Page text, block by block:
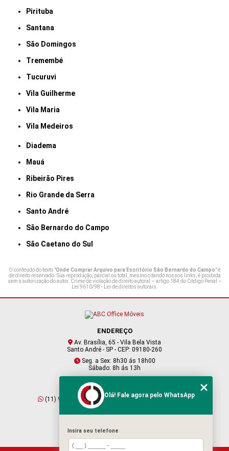
Pirituba
Santana
São Domingos
Tremembé
Tucuruvi
Vila Guilherme
Vila Maria
Vila Medeiros
Diadema
Mauá
Ribeirão Pires
Rio Grande da Serra
Santo André
São Bernardo do Campo
São Caetano do Sul
O conteúdo do texto "Onde Comprar Arquivo para Escritório São Bernardo do Campo" é
de direito reservado. Sua reprodução, parcial ou total, mesmo citando nossos links, é proibida
sem a autorização do autor. Crime de violação de direito autoral – artigo 184 do Código Penal –
Lei 9610/98 - Lei de direitos autorais.
ENDEREÇO
Av. Brasília, 65 - Vila Bela Vista
Santo André - SP - CEP: 09180-260
Seg. a Sex: 8h30 ás 18h00
Sábado: 8h ás 13h
CONTATO
(11) 95409-2229
(11) 4901-6045
vendas@abcofficemoveis.com.br
Olá! Fale agora pelo WhatsApp
Insira seu telefone